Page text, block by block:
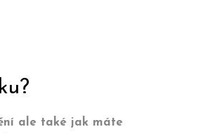
ale také jak máte